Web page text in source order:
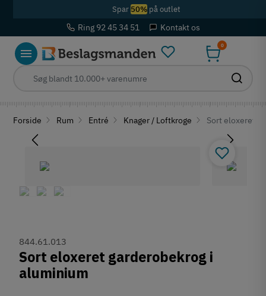
Spar 50%på outlet
Ring 92 45 34 51 Kontakt os
0
Forside Rum Entré Knager / Loftkroge Sort eloxeret
844.61.013
Sort eloxeret garderobekrog i
aluminium